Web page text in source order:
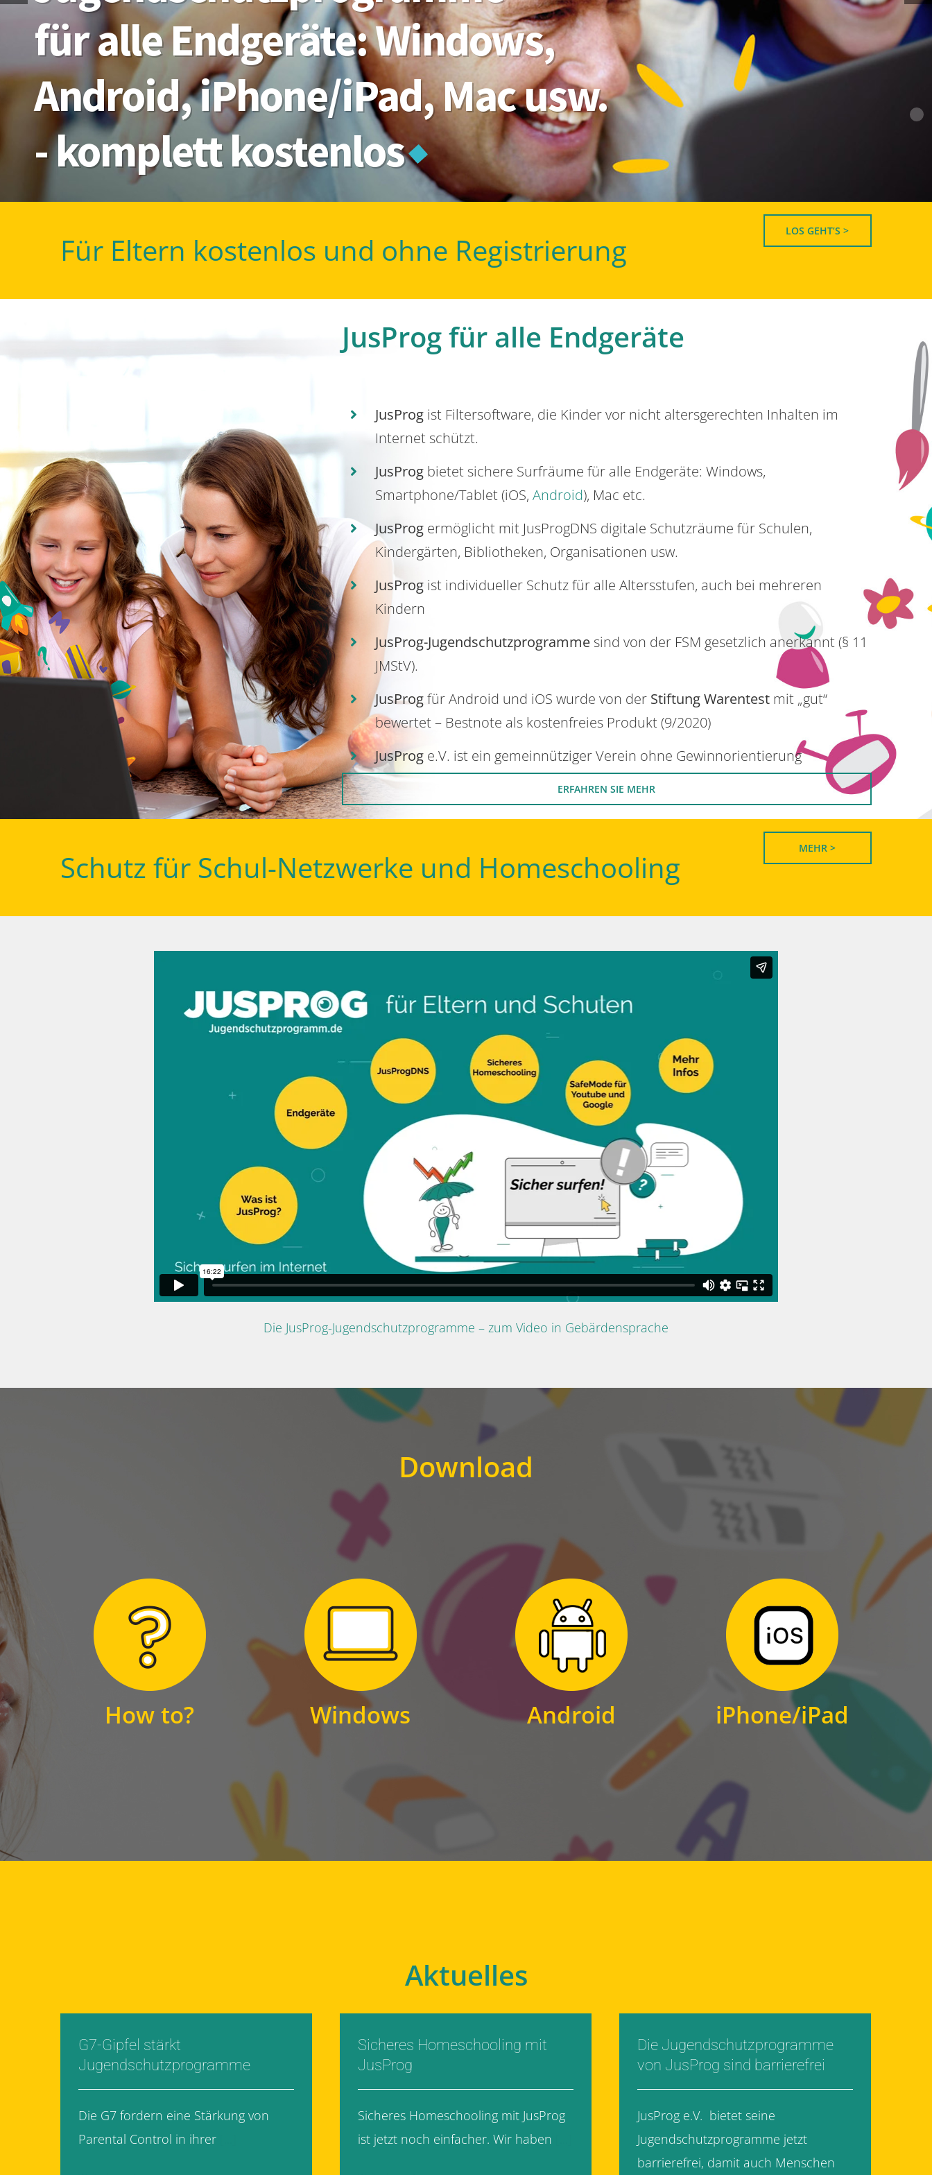
- komplett kostenlos
Android, iPhone/iPad, Mac usw.
für alle Endgeräte: Windows,
Für Eltern kostenlos und ohne Registrierung
LOS GEHT’S >
JusProg für alle Endgeräte
JusProgist Filtersoftware, die Kinder vor nicht altersgerechten Inhalten im
Internet schützt.
JusProgbietet sichere Surfräume für alle Endgeräte: Windows,
Smartphone/Tablet (iOS, Android), Mac etc.
JusProg ermöglicht mit JusProgDNS digitale Schutzräume für Schulen,
Kindergärten, Bibliotheken, Organisationen usw.
JusProgist individueller Schutz für alle Altersstufen, auch bei mehreren
Kindern
JusProg-Jugendschutzprogrammesind von der FSM gesetzlich anerkannt (§ 11
JMStV).
JusProgfür Android und iOS wurde von der Stiftung Warentestmit „gut“
bewertet – Bestnote als kostenfreies Produkt (9/2020)
JusProge.V. ist ein gemeinnütziger Verein ohne Gewinnorientierung
ERFAHREN SIE MEHR
Schutz für Schul-Netzwerke und Homeschooling
MEHR >
Die JusProg-Jugendschutzprogramme – zum Video in Gebärdensprache
Download
How to?
Hier finden Sie
Windows
Zum Download
für Windows
Android
Zum Download
für Android
iPhone/iPad
Zum Download
für iPhone und iPad
Aktuelles
G7-Gipfel stärkt
Jugendschutzprogramme
Die G7 fordern eine Stärkung von
Parental Control in ihrer
Sicheres Homeschooling mit
JusProg
Sicheres Homeschooling mit JusProg
ist jetzt noch einfacher. Wir haben
Die Jugendschutzprogramme
von JusProg sind barrierefrei
JusProg e.V. bietet seine
Jugendschutzprogramme jetzt
barrierefrei, damit auch Menschen